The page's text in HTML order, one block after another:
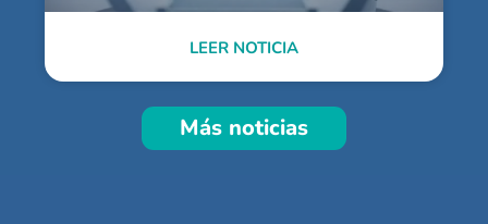
LEER NOTICIA
Más noticias